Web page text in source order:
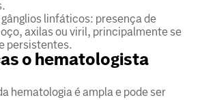
linfáticos: presença de
axilas ou viril, principalmente se
persistentes.
o hematologista
hematologia é ampla e pode ser